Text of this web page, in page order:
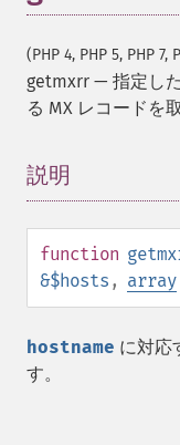
(PHP 4, PHP 5, PHP 7,
getmxrr — 指定し
る MX レコードを
説明
function
&$hosts , array
hostname に対応
す。